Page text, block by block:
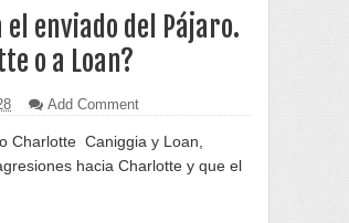
enviado del Pájaro.
o a Loan?
Add Comment
Charlotte Caniggia y Loan,
hacia Charlotte y que el